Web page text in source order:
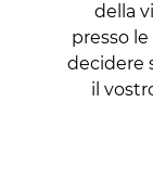
della
presso
decidere
il